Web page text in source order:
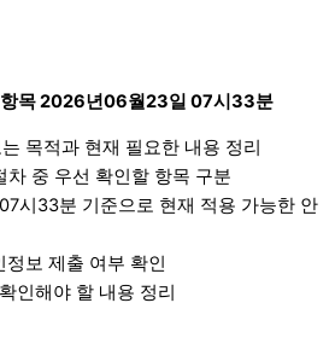
항목 2026년06월23일 07시33분
목적과 현재 필요한 내용 정리
차 중 우선 확인할 항목 구분
시33분 기준으로 현재 적용 가능한 안
보 제출 여부 확인
인해야 할 내용 정리